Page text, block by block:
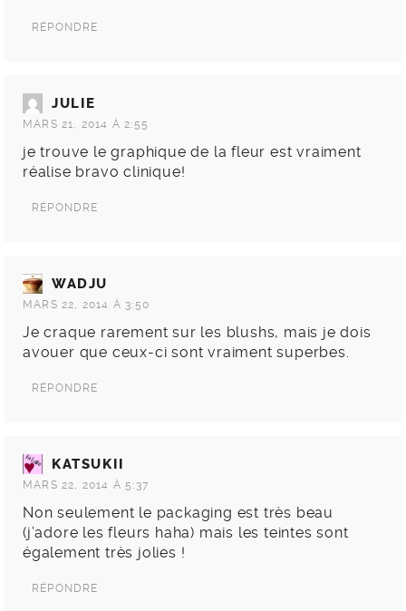
RÉPONDRE
JULIE
MARS 21, 2014 À 2:55
je trouve le graphique de la fleur est vraiment
réalise bravo clinique!
RÉPONDRE
WADJU
MARS 22, 2014 À 3:50
Je craque rarement sur les blushs, mais je dois
avouer que ceux-ci sont vraiment superbes.
RÉPONDRE
KATSUKII
MARS 22, 2014 À 5:37
Non seulement le packaging est très beau
(j’adore les fleurs haha) mais les teintes sont
également très jolies !
RÉPONDRE